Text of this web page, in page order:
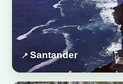
Santander